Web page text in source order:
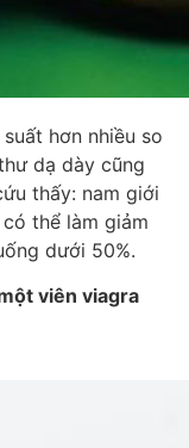
hơn nhiều so
dạ dày cũng
thấy: nam giới
thể làm giảm
dưới 50%.
viên viagra